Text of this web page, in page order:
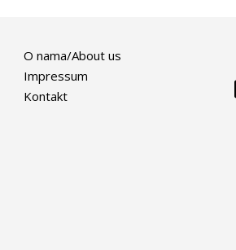
O nama/About us
Impressum
Kontakt